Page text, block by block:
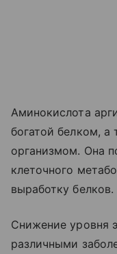
Аминокислота
богатой белком, а
организмом. Она
клеточного
выработку белков.
Снижение уровня
различными